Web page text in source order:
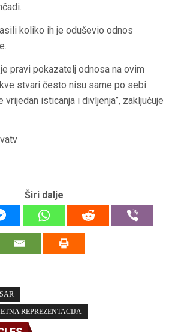
koliko ih je oduševio odnos
pravi pokazatelj odnosa na ovim
stvari često nisu same po sebi
vrijedan isticanja i divljenja”, zaključuje
Širi dalje
REPREZENTACIJA